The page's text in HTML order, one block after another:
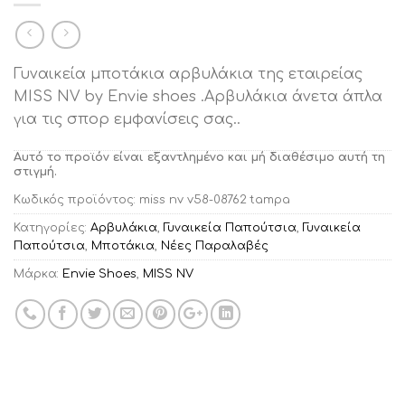
Γυναικεία μποτάκια αρβυλάκια της εταιρείας
MISS NV by Envie shoes .Αρβυλάκια άνετα άπλα
για τις σπορ εμφανίσεις σας..
Αυτό το προϊόν είναι εξαντλημένο και μή διαθέσιμο αυτή τη
στιγμή.
Κωδικός προϊόντος: miss nv v58-08762 tampa
Κατηγορίες: Αρβυλάκια, Γυναικεία Παπούτσια, Γυναικεία
Παπούτσια, Μποτάκια, Νέες Παραλαβές
Μάρκα: Envie Shoes, MISS NV